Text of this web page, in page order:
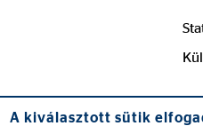
új
A kiválasztott sütik